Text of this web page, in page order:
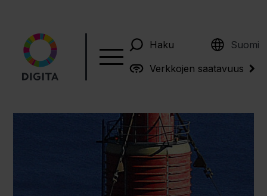
Haku Suomi
English
Verkkojen saatavuus